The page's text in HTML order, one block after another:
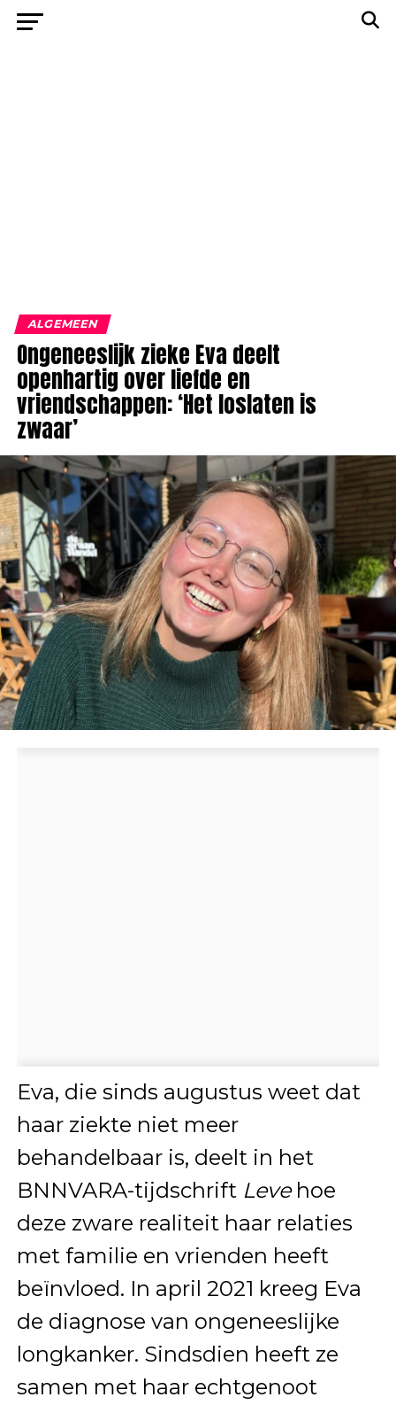
ALGEMEEN
Ongeneeslijk zieke Eva deelt
openhartig over liefde en
vriendschappen: ‘Het loslaten is
zwaar’
Eva, die sinds augustus weet dat
haar ziekte niet meer
behandelbaar is, deelt in het
BNNVARA-tijdschrift Levehoe
deze zware realiteit haar relaties
met familie en vrienden heeft
beïnvloed. In april 2021 kreeg Eva
de diagnose van ongeneeslijke
longkanker. Sindsdien heeft ze
samen met haar echtgenoot